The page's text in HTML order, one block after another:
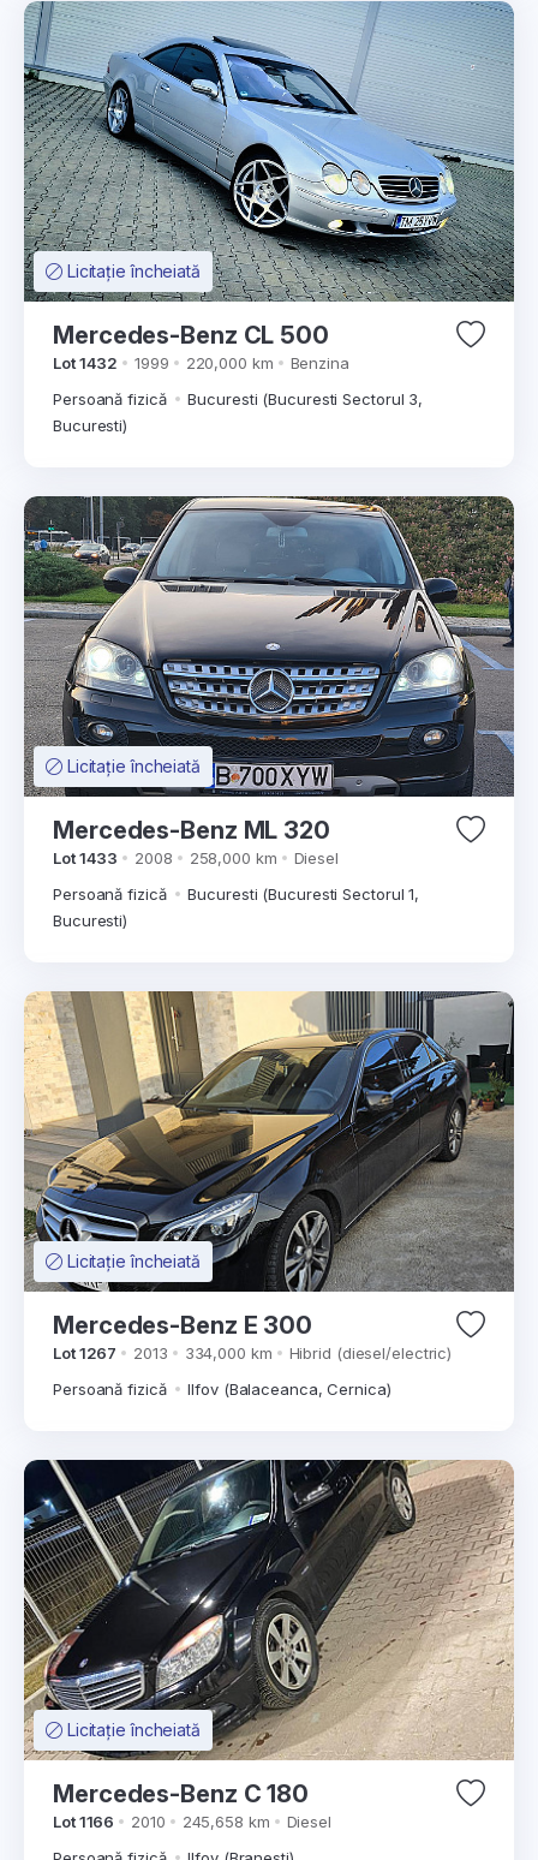
Licitație încheiată
Mercedes-Benz CL 500
Lot 1432 1999 220,000 km
Benzina
Persoană fizică
Bucuresti (Bucuresti Sectorul 3,
Bucuresti)
Licitație încheiată
Mercedes-Benz ML 320
Lot 1433 2008 258,000 km
Diesel
Persoană fizică
Bucuresti (Bucuresti Sectorul 1,
Bucuresti)
Licitație încheiată
Mercedes-Benz E 300
Lot 1267 2013 334,000 km
Hibrid (diesel/electric)
Persoană fizică
Ilfov (Balaceanca, Cernica)
Licitație încheiată
Mercedes-Benz C 180
Lot 1166 2010 245,658 km
Diesel